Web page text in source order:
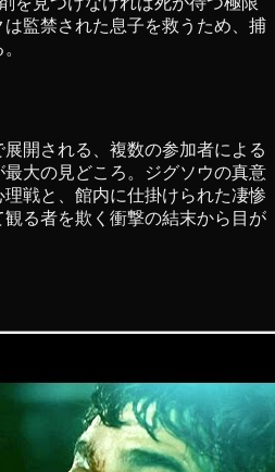
監禁された息子を救うため、捕
開される、複数の参加者による
大の見どころ。ジグソウの真意
戦と、館内に仕掛けられた凄惨
る者を欺く衝撃の結末から目が